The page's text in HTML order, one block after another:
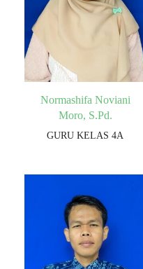
Normashifa Noviani
Moro, S.Pd.
GURU KELAS 4A